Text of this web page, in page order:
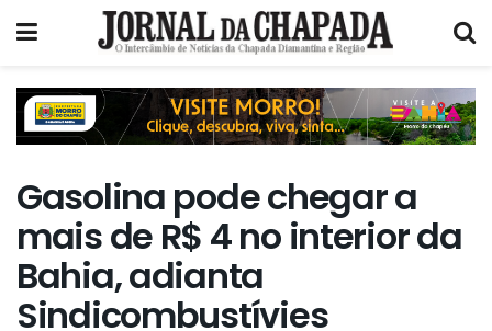
Gasolina pode chegar a
mais de R$ 4 no interior da
Bahia, adianta
Sindicombustívies